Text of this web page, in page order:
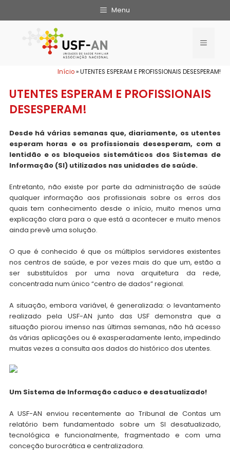
Menu
Início»UTENTES ESPERAM E PROFISSIONAIS DESESPERAM!
UTENTES ESPERAM E PROFISSIONAIS
DESESPERAM!
Desde há várias semanas que, diariamente, os utentes
esperam horas e os profissionais desesperam, com a
lentidão e os bloqueios sistemáticos dos Sistemas de
Informação (SI) utilizados nas unidades de saúde.
Entretanto, não existe por parte da administração de saúde
qualquer informação aos profissionais sobre os erros dos
quais tem conhecimento desde o início, muito menos uma
explicação clara para o que está a acontecer e muito menos
ainda prevê uma solução.
O que é conhecido é que os múltiplos servidores existentes
nos centros de saúde, e por vezes mais do que um, estão a
ser substituídos por uma nova arquitetura da rede,
concentrada num único “centro de dados” regional.
A situação, embora variável, é generalizada: o levantamento
realizado pela USF-AN junto das USF demonstra que a
situação piorou imenso nas últimas semanas, não há acesso
às várias aplicações ou é exasperadamente lento, impedindo
muitas vezes a consulta aos dados do histórico dos utentes.
Um Sistema de Informação caduco e desatualizado!
A USF-AN enviou recentemente ao Tribunal de Contas um
relatório bem fundamentado sobre um SI desatualizado,
tecnológica e funcionalmente, fragmentado e com uma
conceção burocrática e centralizadora.